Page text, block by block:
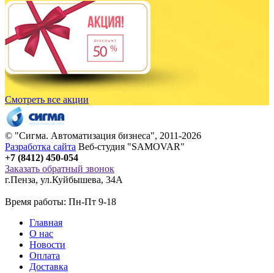
Смотреть все акции
© "Сигма. Автоматизация бизнеса", 2011-2026
Разработка сайта Веб-студия "SAMOVAR"
+7 (8412) 450-054
Заказать обратный звонок
г.Пенза, ул.Куйбышева, 34А
Время работы: Пн-Пт 9-18
Главная
О нас
Новости
Оплата
Доставка